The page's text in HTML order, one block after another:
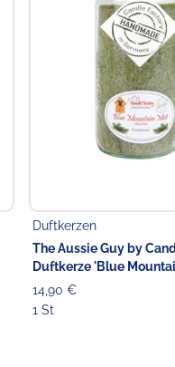
Duftkerzen
The Aussie Guy by
Duftkerze 'Blue
cm
14,90 €
1 St